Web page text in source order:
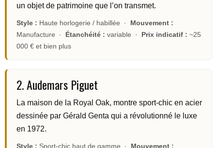
un objet de patrimoine que l’on transmet.
Style : Haute horlogerie / habillée · Mouvement :
Manufacture · Étanchéité : variable · Prix indicatif : ~25
000 € et bien plus
2. Audemars Piguet
La maison de la Royal Oak, montre sport-chic en acier
dessinée par Gérald Genta qui a révolutionné le luxe
en 1972.
Style : Sport-chic haut de gamme · Mouvement :